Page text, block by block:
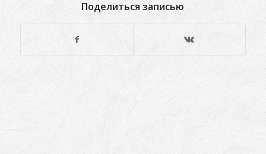
Поделиться записью